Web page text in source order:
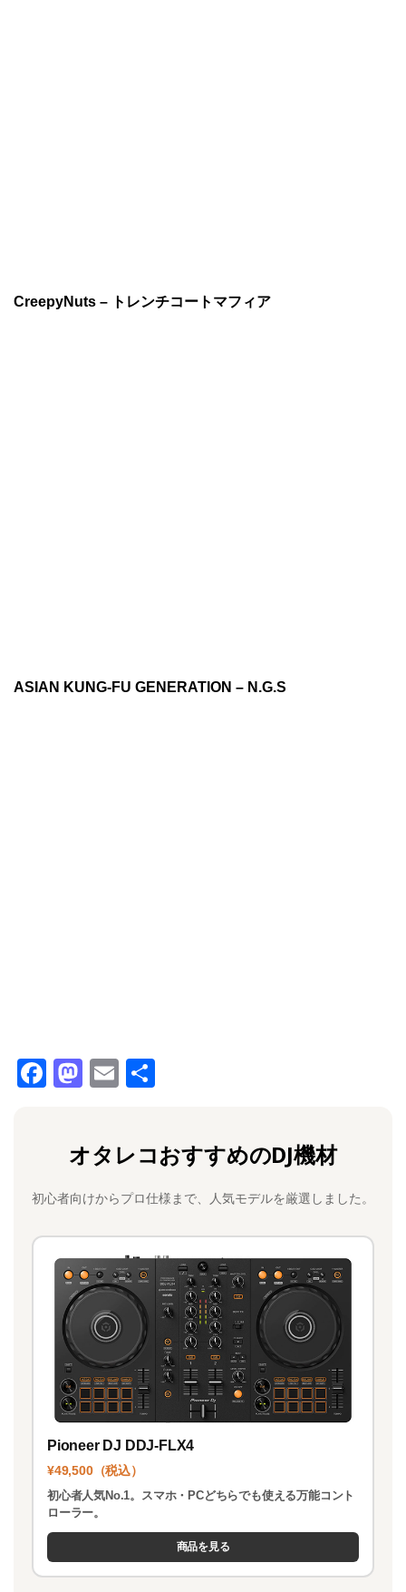
CreepyNuts – トレンチコートマフィア
ASIAN KUNG-FU GENERATION – N.G.S
F
b
o
o
k
M
o
d
o
n
E
l
オタレコおすすめのDJ機材
初心者向けからプロ仕様まで、人気モデルを厳選しました。
Pioneer DJ DDJ-FLX4
¥49,500（税込）
初心者人気No.1。スマホ・PCどちらでも使える万能コント
ローラー。
商品を見る